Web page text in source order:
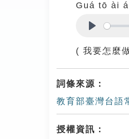
Guá tō ài
( 我要怎麼
詞條來源：
教育部臺灣台語
授權資訊：